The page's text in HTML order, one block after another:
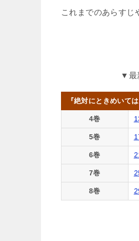
これまでのあらす
▼最
『絶対にときめいて
4巻
5巻
6巻
7巻
8巻